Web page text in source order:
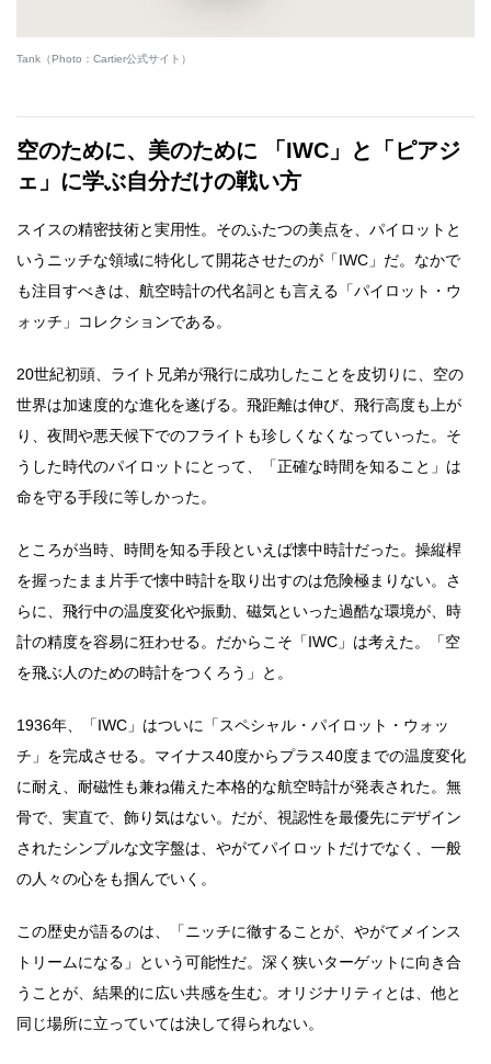
Tank（Photo：Cartier公式サイト）
空のために、美のために 「IWC」と「ピアジ
ェ」に学ぶ自分だけの戦い方
スイスの精密技術と実用性。そのふたつの美点を、パイロットと
いうニッチな領域に特化して開花させたのが「IWC」だ。なかで
も注目すべきは、航空時計の代名詞とも言える「パイロット・ウ
ォッチ」コレクションである。
20世紀初頭、ライト兄弟が飛行に成功したことを皮切りに、空の
世界は加速度的な進化を遂げる。飛距離は伸び、飛行高度も上が
り、夜間や悪天候下でのフライトも珍しくなくなっていった。そ
うした時代のパイロットにとって、「正確な時間を知ること」は
命を守る手段に等しかった。
ところが当時、時間を知る手段といえば懐中時計だった。操縦桿
を握ったまま片手で懐中時計を取り出すのは危険極まりない。さ
らに、飛行中の温度変化や振動、磁気といった過酷な環境が、時
計の精度を容易に狂わせる。だからこそ「IWC」は考えた。「空
を飛ぶ人のための時計をつくろう」と。
1936年、「IWC」はついに「スペシャル・パイロット・ウォッ
チ」を完成させる。マイナス40度からプラス40度までの温度変化
に耐え、耐磁性も兼ね備えた本格的な航空時計が発表された。無
骨で、実直で、飾り気はない。だが、視認性を最優先にデザイン
されたシンプルな文字盤は、やがてパイロットだけでなく、一般
の人々の心をも掴んでいく。
この歴史が語るのは、「ニッチに徹することが、やがてメインス
トリームになる」という可能性だ。深く狭いターゲットに向き合
うことが、結果的に広い共感を生む。オリジナリティとは、他と
同じ場所に立っていては決して得られない。